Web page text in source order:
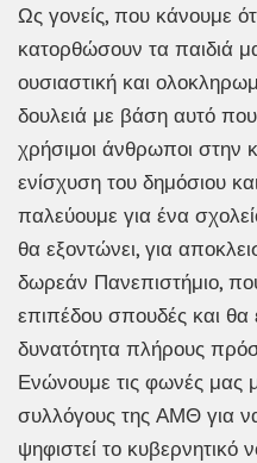
Ως γονείς, που κάνουμε
κατορθώσουν τα παιδιά
ουσιαστική και
δουλειά με βάση αυτό
χρήσιμοι άνθρωποι στην
ενίσχυση του δημόσιου
παλεύουμε για ένα
θα εξοντώνει, για
δωρεάν Πανεπιστήμιο,
επιπέδου σπουδές και
δυνατότητα πλήρους
Ενώνουμε τις φωνές μας
συλλόγους της ΑΜΘ για
ψηφιστεί το κυβερνητικό